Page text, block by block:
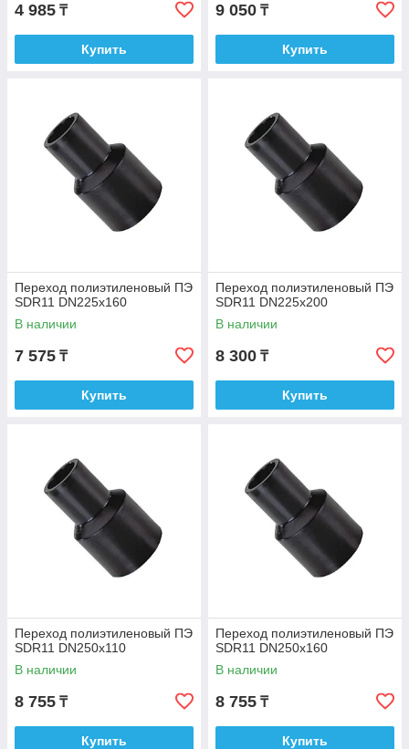
4 985 ₸
Купить
9 050 ₸
Купить
Переход полиэтиленовый ПЭ
SDR11 DN225х160
В наличии
7 575 ₸
Купить
Переход полиэтиленовый ПЭ
SDR11 DN225х200
В наличии
8 300 ₸
Купить
Переход полиэтиленовый ПЭ
SDR11 DN250х110
В наличии
8 755 ₸
Купить
Переход полиэтиленовый ПЭ
SDR11 DN250х160
В наличии
8 755 ₸
Купить